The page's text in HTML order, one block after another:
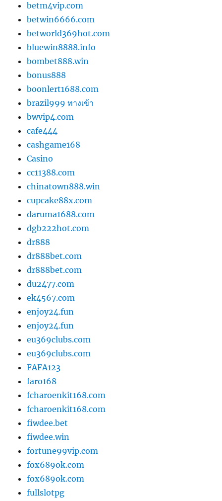
betm4vip.com
betwin6666.com
betworld369hot.com
bluewin8888.info
bombet888.win
bonus888
boonlert1688.com
brazil999 ทางเข้า
bwvip4.com
cafe444
cashgame168
Casino
cc11388.com
chinatown888.win
cupcake88x.com
daruma1688.com
dgb222hot.com
dr888
dr888bet.com
dr888bet.com
du2477.com
ek4567.com
enjoy24.fun
enjoy24.fun
eu369clubs.com
eu369clubs.com
FAFA123
faro168
fcharoenkit168.com
fcharoenkit168.com
fiwdee.bet
fiwdee.win
fortune99vip.com
fox689ok.com
fox689ok.com
fullslotpg